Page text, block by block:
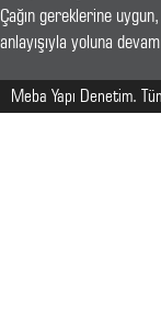
Çağın gereklerine
anlayışıyla yoluna
Meba Yapı Denetim.